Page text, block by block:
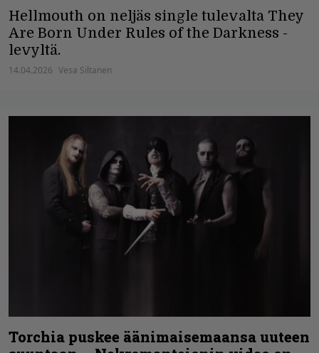
Hellmouth on neljäs single tulevalta They
Are Born Under Rules of the Darkness -
levyltä.
14.04.2026 Vesa Siltanen
Torchia puskee äänimaisemaansa uuteen